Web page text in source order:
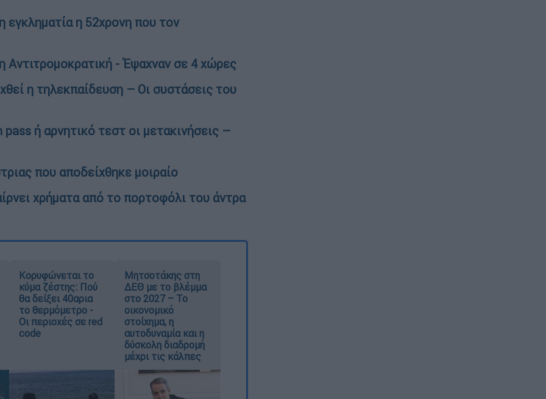
η 52χρονη που τον
- Έψαχναν σε 4 χώρες
η τηλεκπαίδευση – Οι συστάσεις του
ή αρνητικό τεστ οι μετακινήσεις –
που αποδείχθηκε μοιραίο
χρήματα από το πορτοφόλι του άντρα
Κορυφώνεται το
κύμα ζέστης: Πού
θα δείξει 40αρια
το θερμόμετρο -
Οι περιοχές σε red
code
Μητσοτάκης στη
ΔΕΘ με το βλέμμα
στο 2027 – Το
οικονομικό
στοίχημα, η
αυτοδυναμία και η
δύσκολη διαδρομή
μέχρι τις κάλπες